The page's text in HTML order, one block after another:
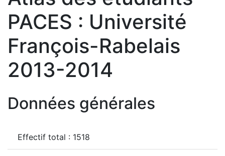
PACES : Université
François-Rabelais
2013-2014
Données générales
Effectif total : 1518